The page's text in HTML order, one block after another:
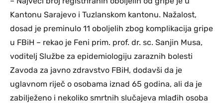
Kantonu Sarajevo i Tuzlanskom kantonu. Nažalost,
dosad je preminulo 11 oboljelih zbog komplikacija gripe
u FBiH – rekao je Feni prim. prof. dr. sc. Sanjin Musa,
voditelj Službe za epidemiologiju zaraznih bolesti
Zavoda za javno zdravstvo FBiH, dodavši da je
uglavnom riječ o osobama iznad 65 godina, ali da je
zabilježeno i nekoliko smrtnih slučajeva mlađih osoba